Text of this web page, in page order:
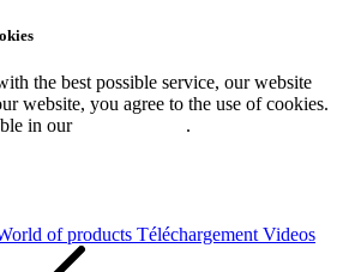
the best possible service, our website
website, you agree to the use of cookies.
in our
.
of products Téléchargement Videos